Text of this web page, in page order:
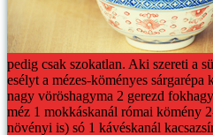
pedig csak szokatlan. Aki szereti a
esélyt a mézes-köményes sárgarépa
nagy vöröshagyma 2 gerezd
méz 1 mokkáskanál római kömény
növényi is) só 1 kávéskanál